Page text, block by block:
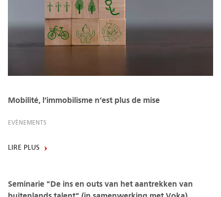
Mobilité, l’immobilisme n’est plus de mise
EVÈNEMENTS
LIRE PLUS
Seminarie "De ins en outs van het aantrekken van